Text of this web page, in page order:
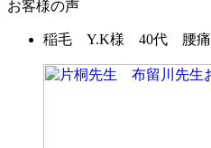
お客様の声
稲毛 Y.K様 40代 腰痛